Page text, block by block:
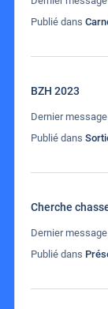
Publié dans
BZH 2023
Dernier
Publié dans
Cherche
Dernier
Publié dans